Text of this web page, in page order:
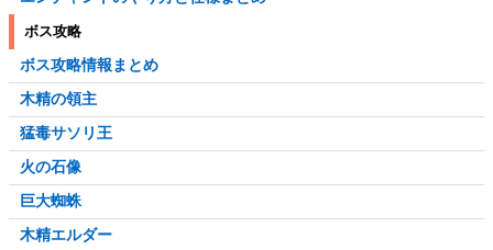
ボス攻略
ボス攻略情報まとめ
木精の領主
猛毒サソリ王
火の石像
巨大蜘蛛
木精エルダー